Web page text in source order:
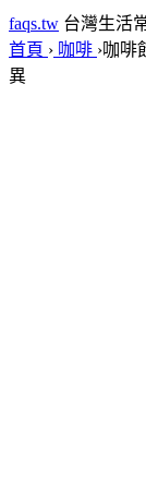
faqs.tw 台灣生活
首頁 › 咖啡 ›咖啡
異